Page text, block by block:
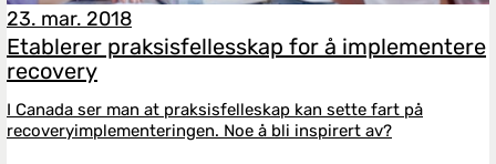
23. mar. 2018
Etablerer praksisfellesskap for å implementere
recovery
I Canada ser man at praksisfelleskap kan sette fart på
recoveryimplementeringen. Noe å bli inspirert av?